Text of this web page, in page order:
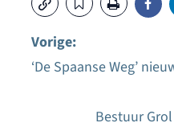
Bericht
navigatie
Vorige:
‘De Spaanse Weg’
Bestuur